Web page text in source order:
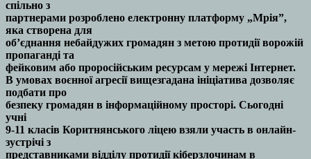
спільно з
партнерами розроблено електронну платформу „Мрія”,
яка створена для
обʼєднання небайдужих громадян з метою протидії ворожій
пропаганді та
фейковим або проросійським ресурсам у мережі Інтернет.
В умовах воєнної агресії вищезгадана ініціатива дозволяє
подбати про
безпеку громадян в інформаційному просторі. Сьогодні
учні
9-11 класів Коритнянського ліцею взяли участь в онлайн-
зустрічі з
представниками відділу протидії кіберзлочинам в